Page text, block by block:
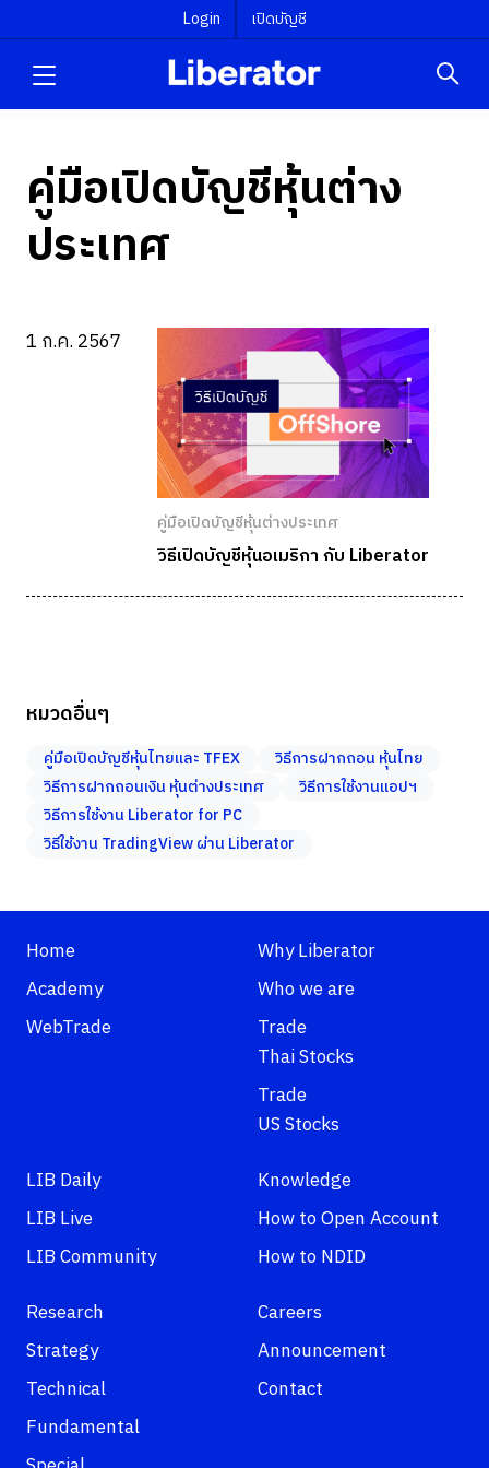
Login เปิดบัญชี
คู่มือเปิดบัญชีหุ้นต่าง
ประเทศ
1 ก.ค. 2567
คู่มือเปิดบัญชีหุ้นต่างประเทศ
วิธีเปิดบัญชีหุ้นอเมริกา กับ Liberator
หมวดอื่นๆ
คู่มือเปิดบัญชีหุ้นไทยและ TFEX
วิธีการฝากถอน หุ้นไทย
วิธีการฝากถอนเงิน หุ้นต่างประเทศ
วิธีการใช้งานแอปฯ
วิธีการใช้งาน Liberator for PC
วิธีใช้งาน TradingView ผ่าน Liberator
Home
Academy
WebTrade
Why Liberator
Who we are
Trade
Thai Stocks
Trade
US Stocks
LIB Daily
LIB Live
LIB Community
Knowledge
How to Open Account
How to NDID
Research
Strategy
Technical
Fundamental
Careers
Announcement
Contact